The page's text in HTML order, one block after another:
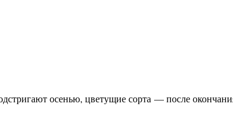
осенью, цветущие сорта — после